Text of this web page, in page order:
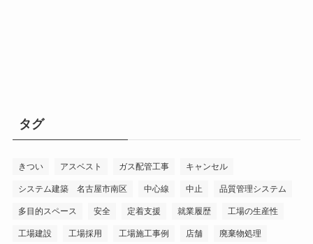
タグ
きつい アスベスト ガス配管工事 キャンセル
システム建築 名古屋市南区 中心線 中止 品質管理システム
多目的スペース 安全 定着支援 就業履歴 工場の生産性
工場建設 工場採用 工場施工事例 店舗 廃棄物処理